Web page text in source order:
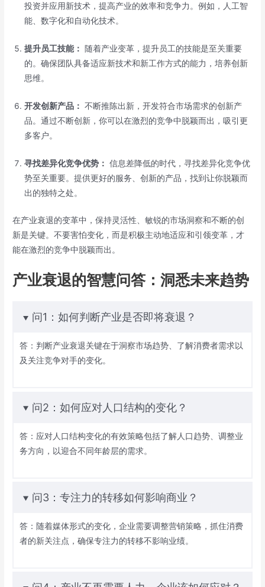
投资并应用新技术，提高产业的效率和竞争力。例如，人工智
能、数字化和自动化技术。
提升员工技能：
随着产业变革，提升员工的技能是至关重要
的。确保团队具备适应新技术和新工作方式的能力，培养创新
思维。
开发创新产品： 不断推陈出新，开发符合市场需求的创新产
品。通过不断创新，你可以在激烈的竞争中脱颖而出，吸引更
多客户。
寻找差异化竞争优势： 信息差降低的时代，寻找差异化竞争优
势至关重要。提供更好的服务、创新的产品，找到让你脱颖而
出的独特之处。
在产业衰退的变革中，保持灵活性、敏锐的市场洞察和不断的创
新是关键。不要害怕变化，而是积极主动地适应和引领变革，才
能在激烈的竞争中脱颖而出。
产业衰退的智慧问答：洞悉未来趋势
问1：如何判断产业是否即将衰退？
答：判断产业衰退关键在于洞察市场趋势、了解消费者需求以
及关注竞争对手的变化。
问2：如何应对人口结构的变化？
答：应对人口结构变化的有效策略包括了解人口趋势、调整业
务方向，以迎合不同年龄层的需求。
问3：专注力的转移如何影响商业？
答：随着媒体形式的变化，企业需要调整营销策略，抓住消费
者的新关注点，确保专注力的转移不影响业绩。